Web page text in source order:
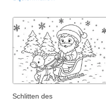
Schlitten des